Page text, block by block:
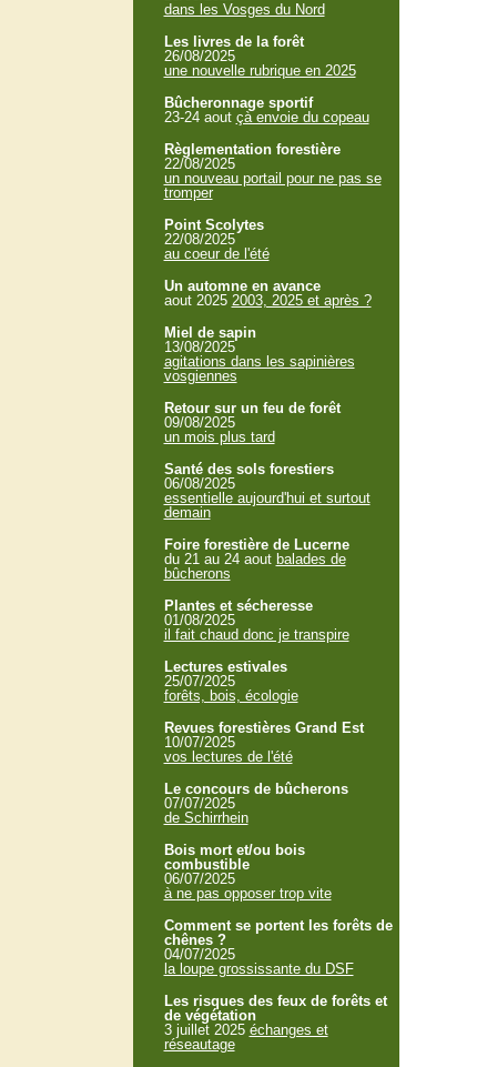
dans les Vosges du Nord
Les livres de la forêt
26/08/2025
une nouvelle rubrique en 2025
Bûcheronnage sportif
23-24 aout çà envoie du copeau
Règlementation forestière
22/08/2025
un nouveau portail pour ne pas se
tromper
Point Scolytes
22/08/2025
au coeur de l'été
Un automne en avance
aout 2025 2003, 2025 et après ?
Miel de sapin
13/08/2025
agitations dans les sapinières
vosgiennes
Retour sur un feu de forêt
09/08/2025
un mois plus tard
Santé des sols forestiers
06/08/2025
essentielle aujourd'hui et surtout
demain
Foire forestière de Lucerne
du 21 au 24 aout balades de
bûcherons
Plantes et sécheresse
01/08/2025
il fait chaud donc je transpire
Lectures estivales
25/07/2025
forêts, bois, écologie
Revues forestières Grand Est
10/07/2025
vos lectures de l'été
Le concours de bûcherons
07/07/2025
de Schirrhein
Bois mort et/ou bois
combustible
06/07/2025
à ne pas opposer trop vite
Comment se portent les forêts de
chênes ?
04/07/2025
la loupe grossissante du DSF
Les risques des feux de forêts et
de végétation
3 juillet 2025 échanges et
réseautage